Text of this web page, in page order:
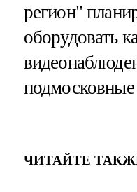
регион"
оборудовать
подмосковные
ЧИТАЙТЕ